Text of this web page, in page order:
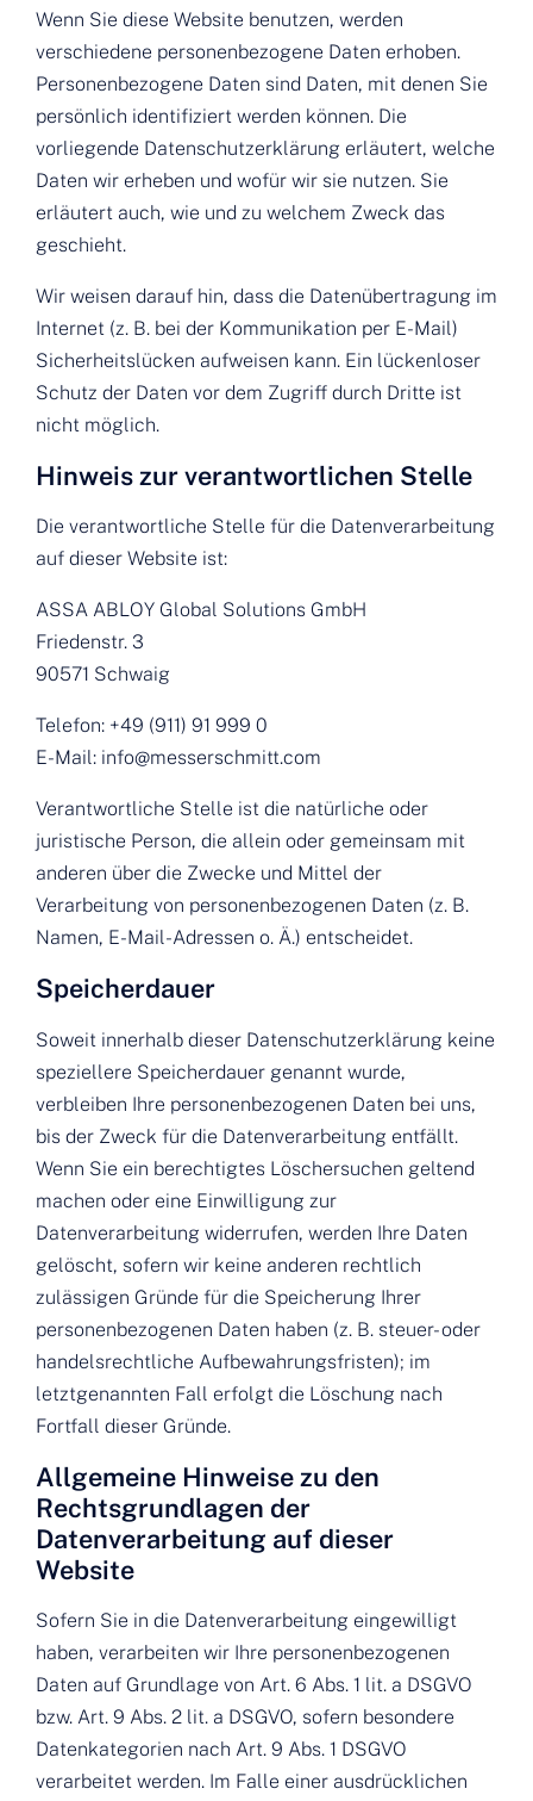
Wenn Sie diese Website benutzen, werden
verschiedene personenbezogene Daten erhoben.
Personenbezogene Daten sind Daten, mit denen Sie
persönlich identifiziert werden können. Die
vorliegende Datenschutzerklärung erläutert, welche
Daten wir erheben und wofür wir sie nutzen. Sie
erläutert auch, wie und zu welchem Zweck das
geschieht.
Wir weisen darauf hin, dass die Datenübertragung im
Internet (z. B. bei der Kommunikation per E-Mail)
Sicherheitslücken aufweisen kann. Ein lückenloser
Schutz der Daten vor dem Zugriff durch Dritte ist
nicht möglich.
Hinweis zur verantwortlichen Stelle
Die verantwortliche Stelle für die Datenverarbeitung
auf dieser Website ist:
ASSA ABLOY Global Solutions GmbH
Friedenstr. 3
90571 Schwaig
Telefon: +49 (911) 91 999 0
E-Mail: info@messerschmitt.com
Verantwortliche Stelle ist die natürliche oder
juristische Person, die allein oder gemeinsam mit
anderen über die Zwecke und Mittel der
Verarbeitung von personenbezogenen Daten (z. B.
Namen, E-Mail-Adressen o. Ä.) entscheidet.
Speicherdauer
Soweit innerhalb dieser Datenschutzerklärung keine
speziellere Speicherdauer genannt wurde,
verbleiben Ihre personenbezogenen Daten bei uns,
bis der Zweck für die Datenverarbeitung entfällt.
Wenn Sie ein berechtigtes Löschersuchen geltend
machen oder eine Einwilligung zur
Datenverarbeitung widerrufen, werden Ihre Daten
gelöscht, sofern wir keine anderen rechtlich
zulässigen Gründe für die Speicherung Ihrer
personenbezogenen Daten haben (z. B. steuer- oder
handelsrechtliche Aufbewahrungsfristen); im
letztgenannten Fall erfolgt die Löschung nach
Fortfall dieser Gründe.
Allgemeine Hinweise zu den
Rechtsgrundlagen der
Datenverarbeitung auf dieser
Website
Sofern Sie in die Datenverarbeitung eingewilligt
haben, verarbeiten wir Ihre personenbezogenen
Daten auf Grundlage von Art. 6 Abs. 1 lit. a DSGVO
bzw. Art. 9 Abs. 2 lit. a DSGVO, sofern besondere
Datenkategorien nach Art. 9 Abs. 1 DSGVO
verarbeitet werden. Im Falle einer ausdrücklichen